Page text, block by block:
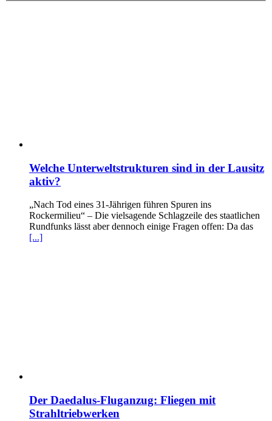
Welche Unterweltstrukturen sind in der Lausitz
aktiv?
„Nach Tod eines 31-Jährigen führen Spuren ins
Rockermilieu“ – Die vielsagende Schlagzeile des staatlichen
Rundfunks lässt aber dennoch einige Fragen offen: Da das
[...]
Der Daedalus-Fluganzug: Fliegen mit
Strahltriebwerken